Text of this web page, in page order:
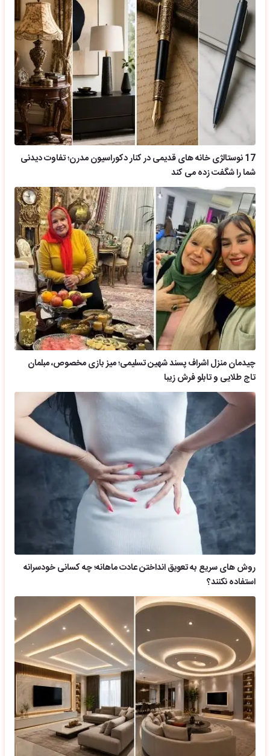
17 نوستالژی خانه های قدیمی در کنار دکوراسیون مدرن؛ تفاوت دیدنی
شما را شگفت زده می کند
چیدمان منزل اشراف پسند شهین تسلیمی؛ میز بازی مخصوص، مبلمان
تاج طلایی و تابلو فرش زیبا
روش های سریع به تعویق انداختن عادت ماهانه؛ چه کسانی خودسرانه
استفاده نکنند؟